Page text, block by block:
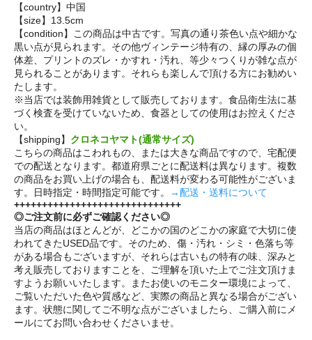
【country】中国
【size】13.5cm
【condition】この商品は中古です。写真の通り茶色い点や細かな
黒い点が見られます。その他ヴィンテージ特有の、縁の厚みの個
体差、プリントのズレ・かすれ・汚れ、等少々つくりが雑な点が
見られることがあります。それらも楽しんで頂ける方にお勧めい
たします。
※当店では装飾用雑貨として販売しております。食品衛生法に基
づく検査を受けていないため、食器としての使用はお控えくださ
い。
【shipping】 クロネコヤマト(通常サイズ)
こちらの商品はこわれもの、または大きな商品ですので、宅配便
での配送となります。都道府県ごとに配送料は異なります。複数
の商品をお買い上げの場合も、配送料が変わる可能性がございま
す。日時指定・時間指定可能です。
→配送・送料について
++++++++++++++++++++++++++++++
◎ご注文前に必ずご確認ください◎
当店の商品はほとんどが、どこかの国のどこかの家庭で大切に使
われてきたUSED品です。そのため、傷・汚れ・シミ・色落ち等
がある場合もございますが、それらは古いもの特有の味、深みと
考え販売しておりますことを、ご理解を頂いた上でご注文頂けま
すようお願いいたします。またお使いのモニター環境によって、
ご覧いただいた色や質感など、実際の商品と異なる場合がござい
ます。状態に関してご不明な点がございましたら、ご購入前にメ
ールにてお問い合わせくださいませ。